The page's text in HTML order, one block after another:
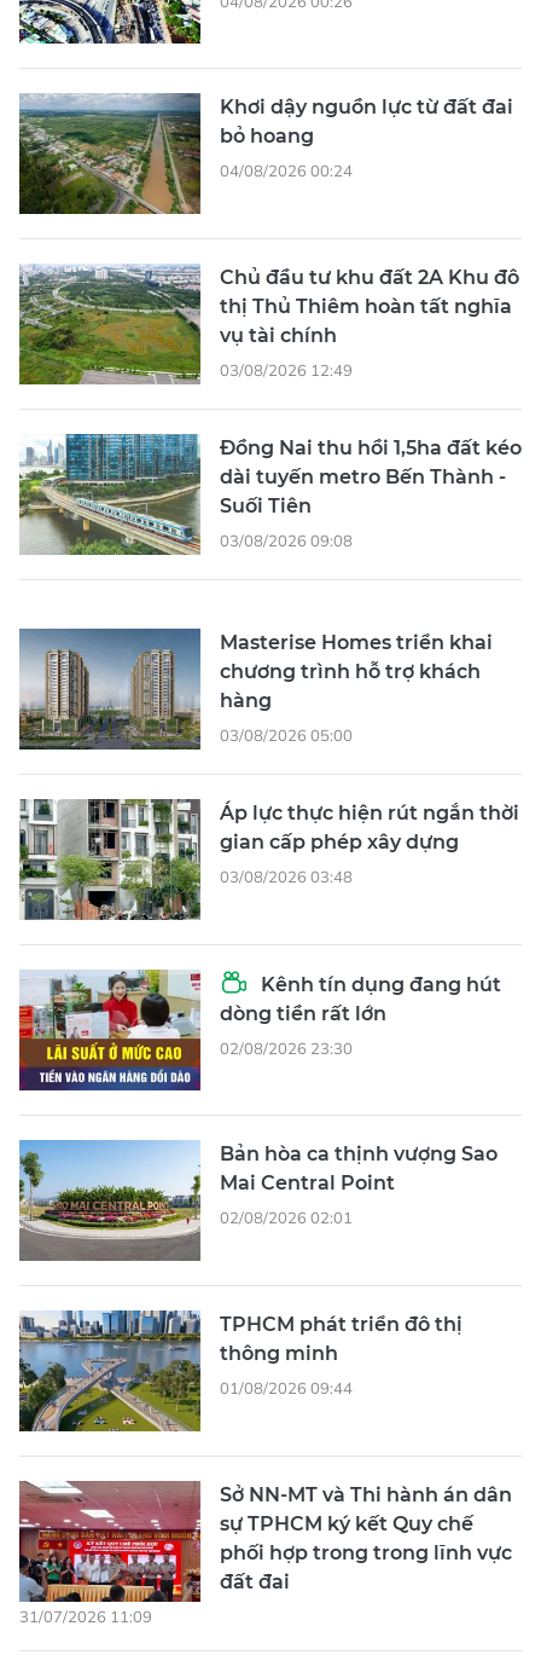
Khơi dậy nguồn lực từ đất đai
bỏ hoang
04/08/2026 00:24
Chủ đầu tư khu đất 2A Khu đô
thị Thủ Thiêm hoàn tất nghĩa
vụ tài chính
03/08/2026 12:49
Đồng Nai thu hồi 1,5ha đất kéo
dài tuyến metro Bến Thành -
Suối Tiên
03/08/2026 09:08
Masterise Homes triển khai
chương trình hỗ trợ khách
hàng
03/08/2026 05:00
Áp lực thực hiện rút ngắn thời
gian cấp phép xây dựng
03/08/2026 03:48
Kênh tín dụng đang hút
dòng tiền rất lớn
02/08/2026 23:30
Bản hòa ca thịnh vượng Sao
Mai Central Point
02/08/2026 02:01
TPHCM phát triển đô thị
thông minh
01/08/2026 09:44
Sở NN-MT và Thi hành án dân
sự TPHCM ký kết Quy chế
phối hợp trong trong lĩnh vực
đất đai
31/07/2026 11:09